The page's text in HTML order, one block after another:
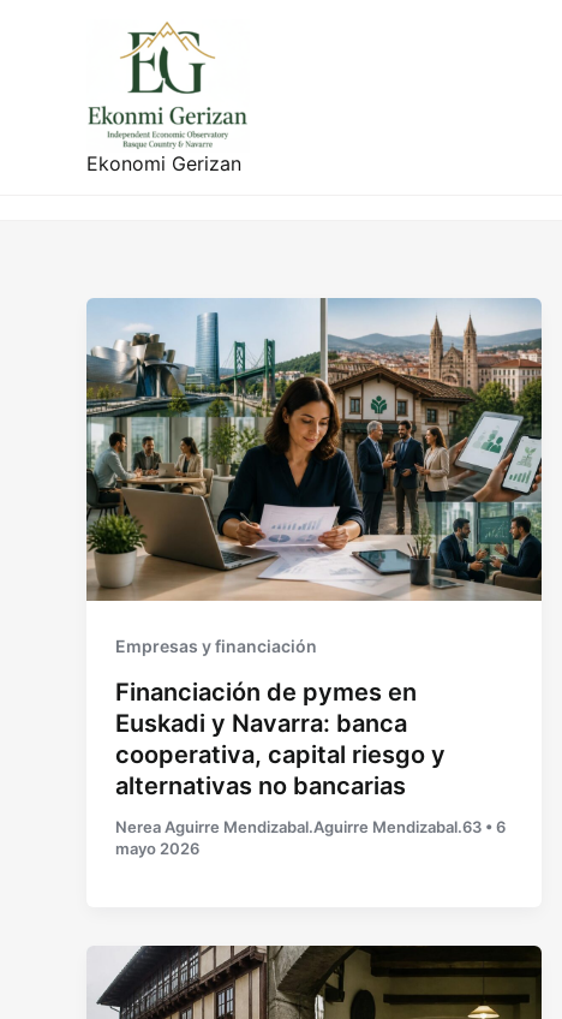
Ekonomi Gerizan
Empresas y financiación
Financiación de pymes en
Euskadi y Navarra: banca
cooperativa, capital riesgo y
alternativas no bancarias
Nerea Aguirre Mendizabal.Aguirre Mendizabal.63 •6
mayo 2026